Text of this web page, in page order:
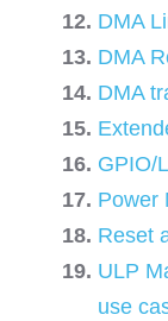
DMA
DMA
DMA
GPIO/
Power
Reset
ULP
use